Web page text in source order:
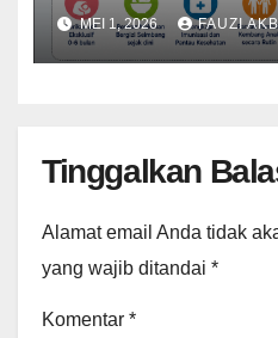
MEI 1, 2026 FAUZI
Tinggalkan
Alamat email Anda tidak
yang wajib ditandai *
Komentar *